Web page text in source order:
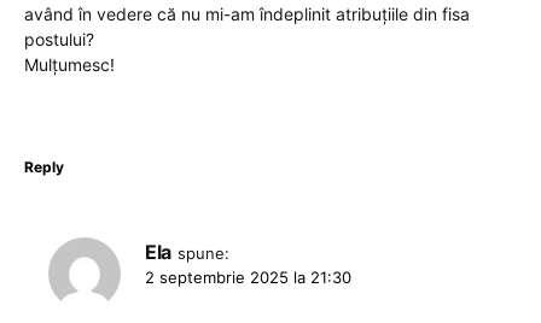
având în vedere că nu mi-am îndeplinit atribuțiile din fisa
postului?
Mulțumesc!
Reply
Ela spune:
2 septembrie 2025 la 21:30